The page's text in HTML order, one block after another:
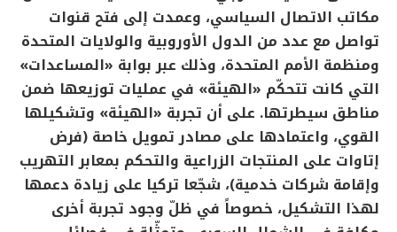
مكاتب الاتصال السياسي، وعمدت إلى فتح قنوات
تواصل مع عدد من الدول الأوروبية والولايات المتحدة
ومنظمة الأمم المتحدة، وذلك عبر بوابة «المساعدات»
التي كانت تتحكّم «الهيئة» في عمليات توزيعها ضمن
مناطق سيطرتها. على أن تجربة «الهيئة» وتشكيلها
القوي، واعتمادها على مصادر تمويل خاصة (فرض
إتاوات على المنتجات الزراعية والتحكم بمعابر التهريب
وإقامة شركات خدمية)، شجّعا تركيا على زيادة دعمها
لهذا التشكيل، خصوصاً في ظلّ وجود تجربة أخرى